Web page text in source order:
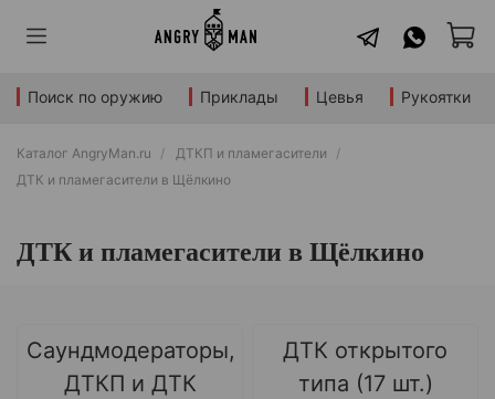
Поиск по оружию Приклады Цевья Рукоятки
Каталог AngryMan.ru
ДТКП и пламегасители
ДТК и пламегасители в Щёлкино
ДТК и пламегасители в Щёлкино
Саундмодераторы,
ДТКП и ДТК
ДТК открытого
типа (17 шт.)